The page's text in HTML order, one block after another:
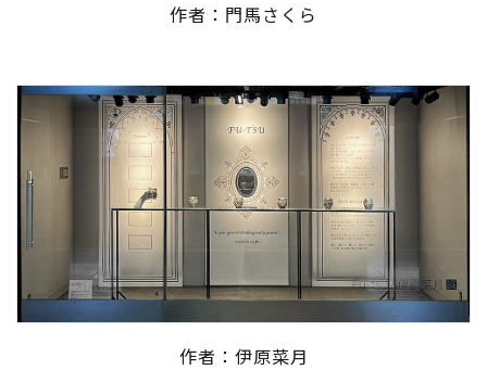
作者：門馬さくら
作者：伊原菜月